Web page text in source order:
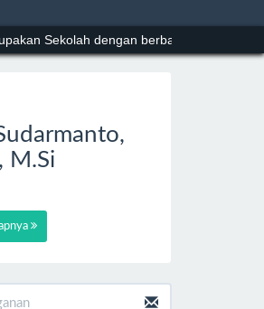
Sekolah dengan berbagai prestasi
M.Si